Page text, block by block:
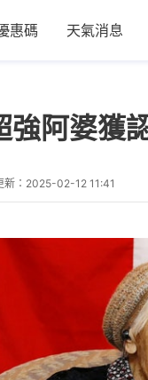
惠碼 天氣消息
強阿婆
新： 2025-02-12 11:41